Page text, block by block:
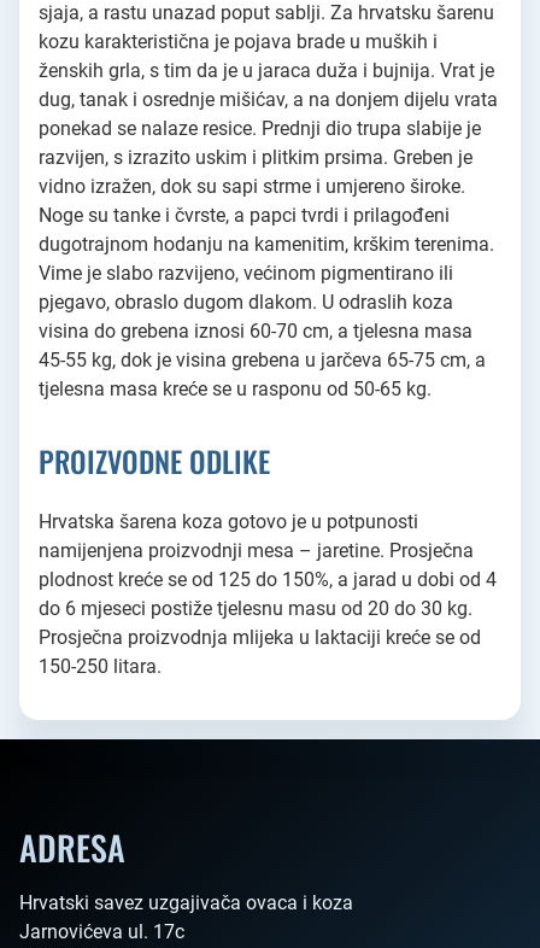
sjaja, a rastu unazad poput sablji. Za hrvatsku šarenu
kozu karakteristična je pojava brade u muških i
ženskih grla, s tim da je u jaraca duža i bujnija. Vrat je
dug, tanak i osrednje mišićav, a na donjem dijelu vrata
ponekad se nalaze resice. Prednji dio trupa slabije je
razvijen, s izrazito uskim i plitkim prsima. Greben je
vidno izražen, dok su sapi strme i umjereno široke.
Noge su tanke i čvrste, a papci tvrdi i prilagođeni
dugotrajnom hodanju na kamenitim, krškim terenima.
Vime je slabo razvijeno, većinom pigmentirano ili
pjegavo, obraslo dugom dlakom. U odraslih koza
visina do grebena iznosi 60-70 cm, a tjelesna masa
45-55 kg, dok je visina grebena u jarčeva 65-75 cm, a
tjelesna masa kreće se u rasponu od 50-65 kg.
PROIZVODNE ODLIKE
Hrvatska šarena koza gotovo je u potpunosti
namijenjena proizvodnji mesa – jaretine. Prosječna
plodnost kreće se od 125 do 150%, a jarad u dobi od 4
do 6 mjeseci postiže tjelesnu masu od 20 do 30 kg.
Prosječna proizvodnja mlijeka u laktaciji kreće se od
150-250 litara.
ADRESA
Hrvatski savez uzgajivača ovaca i koza
Jarnovićeva ul. 17c